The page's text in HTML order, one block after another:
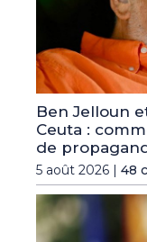
Ben Jelloun
Ceuta :
de
5 août 2026 | 48